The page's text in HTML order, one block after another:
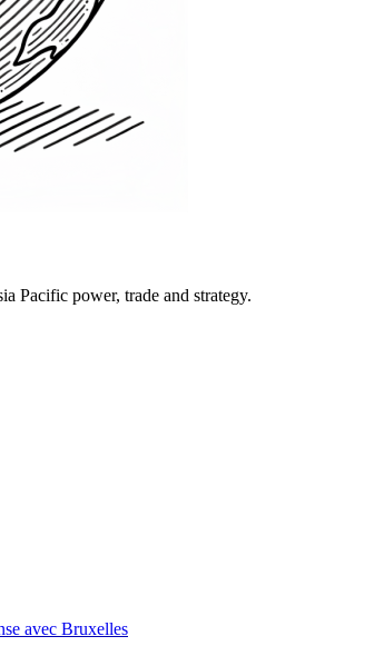
Pacific power, trade and strategy.
avec Bruxelles